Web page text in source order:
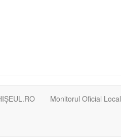
Monitorul Oficial Local